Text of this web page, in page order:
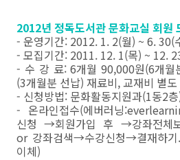
2012년 정독도서관 문화교실 회원
- 운영기간: 2012. 1. 2(월) ~ 6. 30(
- 모집기간: 2011. 12. 1(목) ~ 12.
- 수 강 료: 6개월 90,000원(6개월
(3개월분 선납) 재료비, 교재비 별도
- 신청방법: 문화활동지원과(1동2
- 온라인접수(에버러닝
신청 →회원가입 후 →강좌전체
or 강좌검색→수강신청→결재하기
이체)